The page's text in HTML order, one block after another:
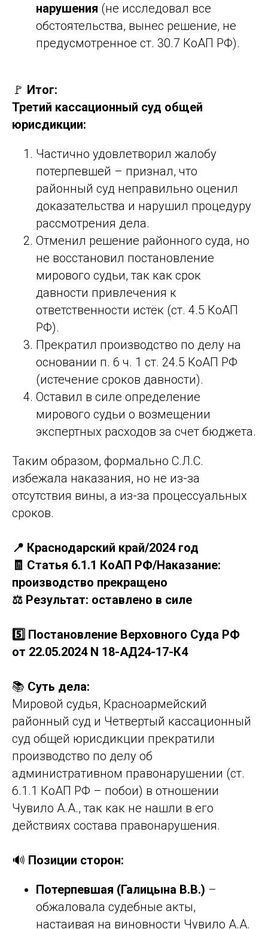
нарушения (не исследовал все
обстоятельства, вынес решение, не
предусмотренное ст. 30.7 КоАП РФ).
🚩 Итог:
Третий кассационный суд общей
юрисдикции:
Частично удовлетворил жалобу
потерпевшей – признал, что
районный суд неправильно оценил
доказательства и нарушил процедуру
рассмотрения дела.
Отменил решение районного суда, но
не восстановил постановление
мирового судьи, так как срок
давности привлечения к
ответственности истёк (ст. 4.5 КоАП
РФ).
Прекратил производство по делу на
основании п. 6 ч. 1 ст. 24.5 КоАП РФ
(истечение сроков давности).
Оставил в силе определение
мирового судьи о возмещении
экспертных расходов за счет бюджета.
Таким образом, формально С.Л.С.
избежала наказания, но не из-за
отсутствия вины, а из-за процессуальных
сроков.
📍 Краснодарский край/2024 год
🧾 Статья 6.1.1 КоАП РФ/Наказание:
производство прекращено
⚖️ Результат: оставлено в силе
5️⃣ Постановление Верховного Суда РФ
от 22.05.2024 N 18-АД24-17-К4
📚 Суть дела:
Мировой судья, Красноармейский
районный суд и Четвертый кассационный
суд общей юрисдикции прекратили
производство по делу об
административном правонарушении (ст.
6.1.1 КоАП РФ – побои) в отношении
Чувило А.А., так как не нашли в его
действиях состава правонарушения.
🔊 Позиции сторон:
Потерпевшая (Галицына В.В.) –
обжаловала судебные акты,
настаивая на виновности Чувило А.А.